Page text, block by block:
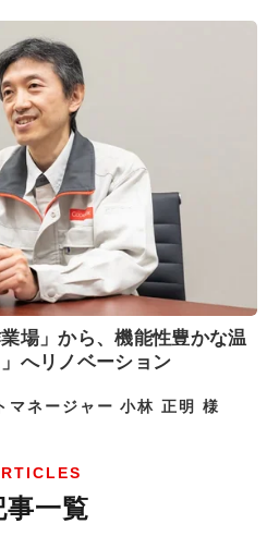
場」から、機能性豊かな温
へリノベーション
マネージャー 小林 正明 様
事一覧